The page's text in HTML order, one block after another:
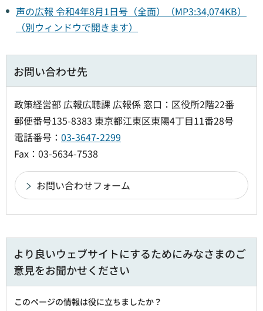
声の広報 令和4年8月1日号（全面）（MP3:34,074KB）
（別ウィンドウで開きます）
お問い合わせ先
政策経営部 広報広聴課 広報係 窓口：区役所2階22番
郵便番号135-8383 東京都江東区東陽4丁目11番28号
電話番号： 03-3647-2299
Fax：03-5634-7538
より良いウェブサイトにするためにみなさまのご
意見をお聞かせください
このページの情報は役に立ちましたか？